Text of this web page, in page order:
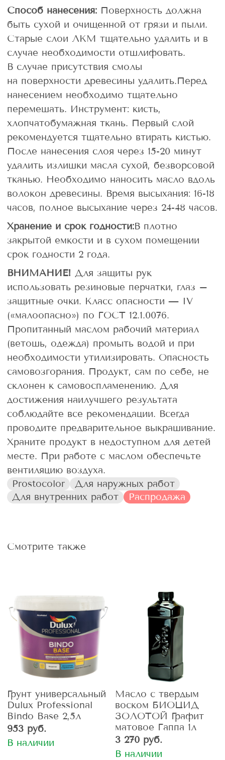
Способ нанесения: Поверхность должна
быть сухой и очищенной от грязи и пыли.
Старые слои ЛКМ тщательно удалить и в
случае необходимости отшлифовать.
В случае присутствия смолы
на поверхности древесины удалить.Перед
нанесением необходимо тщательно
перемешать. Инструмент: кисть,
хлопчатобумажная ткань. Первый слой
рекомендуется тщательно втирать кистью.
После нанесения слоя через 15-20 минут
удалить излишки масла сухой, безворсовой
тканью. Необходимо наносить масло вдоль
волокон древесины. Время высыхания: 16-18
часов, полное высыхание через 24-48 часов.
Хранение и срок годности:В плотно
закрытой емкости и в сухом помещении
срок годности 2 года.
ВНИМАНИЕ! Для защиты рук
использовать резиновые перчатки, глаз –
защитные очки. Класс опасности — IV
(«малоопасно») по ГОСТ 12.1.0076.
Пропитанный маслом рабочий материал
(ветошь, одежда) промыть водой и при
необходимости утилизировать. Опасность
самовозгорания. Продукт, сам по себе, не
склонен к самовоспламенению. Для
достижения наилучшего результата
соблюдайте все рекомендации. Всегда
проводите предварительное выкрашивание.
Храните продукт в недоступном для детей
месте. При работе с маслом обеспечьте
вентиляцию воздуха.
Prostocolor
Для наружных работ
Для внутренних работ
Распродажа
Смотрите также
Грунт универсальный
Dulux Professional
Bindo Base 2,5л
953 руб.
В наличии
Масло с твердым
воском БИОЦИД
ЗОЛОТОЙ Графит
матовое Гаппа 1л
3 270 руб.
В наличии